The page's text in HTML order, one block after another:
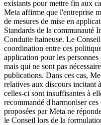
existants pour mettre fin aux
Meta affirme que l'entreprise
de mesures de mise en
Standards de la communauté
Conduite haineuse. Le
coordination entre ces
application pour les personnes
mais qui ne sont pas
publications. Dans ces cas,
relatives aux discours incitant
celles-ci sont insuffisantes à
recommandé d'harmoniser
proposées par Meta ne
le Conseil lors de la